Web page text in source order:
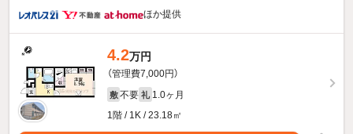
ほか提供
4.2万円
（管理費7,000円）
敷 不要 礼 1.0ヶ月
1階 / 1K / 23.18㎡